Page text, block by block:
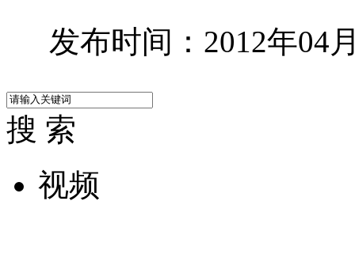
发布时间：2012年04
搜 索
视频